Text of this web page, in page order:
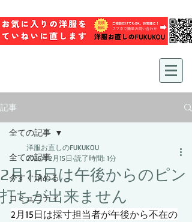
記事
全ての記事
今すぐ始める
コミュニティ
全ての記事
2月15日は午後からのピン
打ちが出来ません
洋服お直しのFUKUKOU
2025年2月15日 読了時間: 1分
2月15日は採寸担当者が午後から不在の